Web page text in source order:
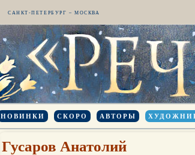
САНКТ-ПЕТЕРБУРГ – МОСКВА
НОВИНКИ СКОРО АВТОРЫ
Гусаров Анатолий